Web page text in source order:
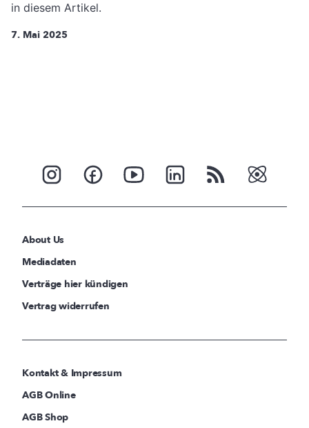
in diesem Artikel.
7. Mai 2025
About Us
Mediadaten
Verträge hier kündigen
Vertrag widerrufen
Kontakt & Impressum
AGB Online
AGB Shop